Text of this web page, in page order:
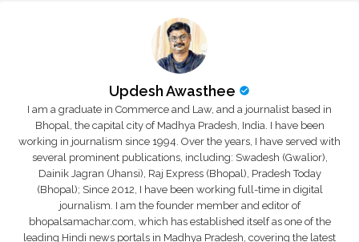
Updesh Awasthee
I am a graduate in Commerce and Law, and a journalist based in
Bhopal, the capital city of Madhya Pradesh, India. I have been
working in journalism since 1994. Over the years, I have served with
several prominent publications, including: Swadesh (Gwalior),
Dainik Jagran (Jhansi), Raj Express (Bhopal), Pradesh Today
(Bhopal); Since 2012, I have been working full-time in digital
journalism. I am the founder member and editor of
bhopalsamachar.com, which has established itself as one of the
leading Hindi news portals in Madhya Pradesh, covering the latest